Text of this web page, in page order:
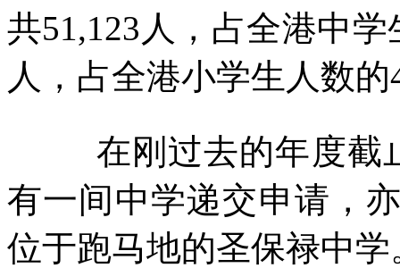
共51,123 人，占全港中
人，占全港小学生人数的
在刚过去的年度截
有一间中学递交申请，
位于跑马地的圣保禄中学